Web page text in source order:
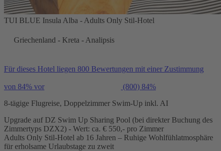
TUI BLUE Insula Alba - Adults Only Stil-Hotel
Griechenland - Kreta - Analipsis
Für dieses Hotel liegen 800 Bewertungen mit einer Zustimmung
von 84% vor (800) 84%
8-tägige Flugreise, Doppelzimmer Swim-Up inkl. AI
Upgrade auf DZ Swim Up Sharing Pool (bei direkter Buchung des
Zimmertyps DZX2) - Wert: ca. € 550,- pro Zimmer
Adults Only Stil-Hotel ab 16 Jahren – Ruhige Wohlfühlatmosphäre
für erholsame Urlaubstage zu zweit